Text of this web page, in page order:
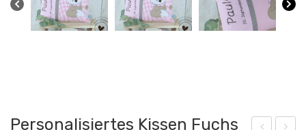
Personalisiertes Kissen Fuchs